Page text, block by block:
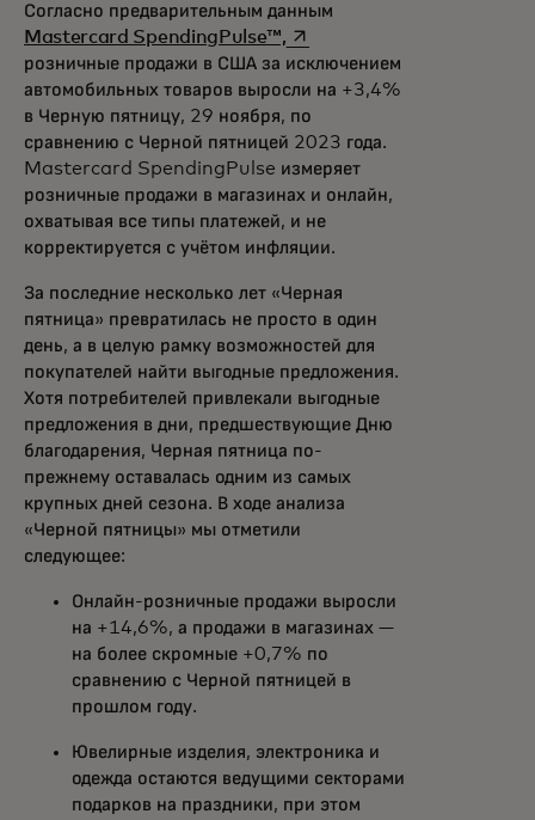
Согласно предварительным данным
Mastercard SpendingPulse™, opens in a new tab
розничные продажи в США за исключением
автомобильных товаров выросли на +3,4%
в Черную пятницу, 29 ноября, по
сравнению с Черной пятницей 2023 года.
Mastercard SpendingPulse измеряет
розничные продажи в магазинах и онлайн,
охватывая все типы платежей, и не
корректируется с учётом инфляции.
За последние несколько лет «Черная
пятница» превратилась не просто в один
день, а в целую рамку возможностей для
покупателей найти выгодные предложения.
Хотя потребителей привлекали выгодные
предложения в дни, предшествующие Дню
благодарения, Черная пятница по-
прежнему оставалась одним из самых
крупных дней сезона. В ходе анализа
«Черной пятницы» мы отметили
следующее:
Онлайн-розничные продажи выросли
на +14,6%, а продажи в магазинах —
на более скромные +0,7% по
сравнению с Черной пятницей в
прошлом году.
Ювелирные изделия, электроника и
одежда остаются ведущими секторами
подарков на праздники, при этом